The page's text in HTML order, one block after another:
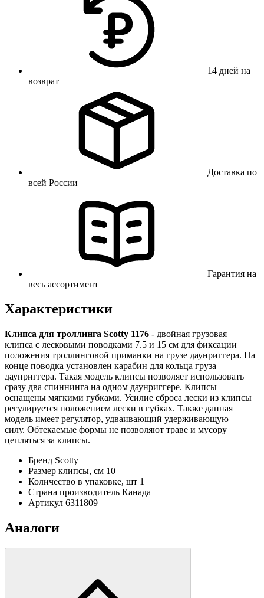
14 дней на
возврат
Доставка по
всей России
Гарантия на
весь ассортимент
Характеристики
Клипса для троллинга Scotty 1176 - двойная грузовая
клипса с лесковыми поводками 7.5 и 15 см для фиксации
положения троллинговой приманки на грузе даунриггера. На
конце поводка установлен карабин для кольца груза
даунриггера. Такая модель клипсы позволяет использовать
сразу два спиннинга на одном даунриггере. Клипсы
оснащены мягкими губками. Усилие сброса лески из клипсы
регулируется положением лески в губках. Также данная
модель имеет регулятор, удваивающий удерживающую
силу. Обтекаемые формы не позволяют траве и мусору
цепляться за клипсы.
Бренд Scotty
Размер клипсы, см 10
Количество в упаковке, шт 1
Страна производитель Канада
Артикул 6311809
Аналоги